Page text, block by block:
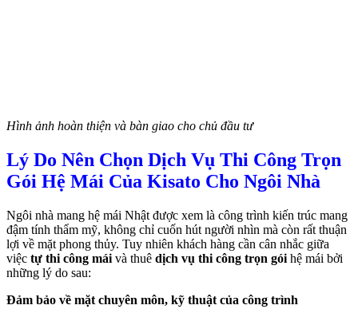
Hình ảnh hoàn thiện và bàn giao cho chủ đầu tư
Lý Do Nên Chọn Dịch Vụ Thi Công Trọn
Gói Hệ Mái Của Kisato Cho Ngôi Nhà
Ngôi nhà mang hệ mái Nhật được xem là công trình kiến trúc mang
đậm tính thẩm mỹ, không chỉ cuốn hút người nhìn mà còn rất thuận
lợi về mặt phong thủy. Tuy nhiên khách hàng cần cân nhắc giữa
việc tự thi công mái và thuê dịch vụ thi công trọn gói hệ mái bởi
những lý do sau:
Đảm bảo về mặt chuyên môn, kỹ thuật của công trình